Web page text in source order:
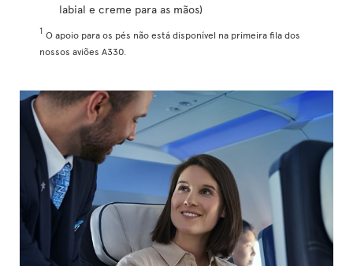
labial e creme para as mãos)
1 O apoio para os pés não está disponível na primeira fila dos
nossos aviões A330.